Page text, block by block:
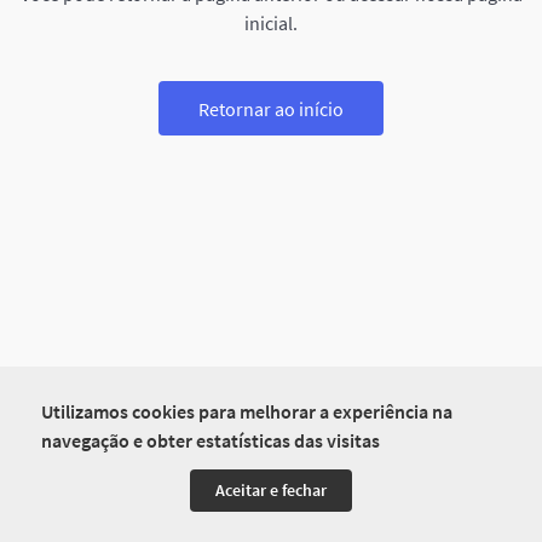
Utilizamos cookies para melhorar a experiência na
navegação e obter estatísticas das visitas
Aceitar e fechar
inicial.
Retornar ao início